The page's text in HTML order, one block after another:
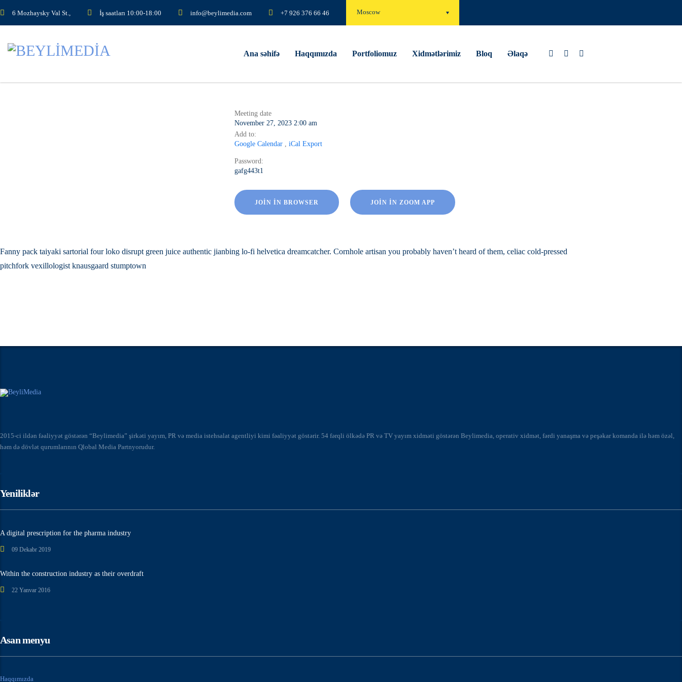
Moscow
6 Mozhaysky Val St., İş saatları 10:00-18:00 info@beylimedia.com +7 926 376 66 46
Ana səhifə Haqqımızda Portfoliomuz Xidmətlərimiz Bloq Əlaqə
Meeting date
November 27, 2023 2:00 am
Add to:
Google Calendar , iCal Export
Password:
gafg443t1
JOIN IN BROWSER JOIN IN ZOOM APP
Fanny pack taiyaki sartorial four loko disrupt green juice authentic jianbing lo-fi helvetica dreamcatcher. Cornhole artisan you probably haven’t heard of them, celiac cold-pressed
pitchfork vexillologist knausgaard stumptown
2015-ci ildən fəaliyyət göstərən “Beylimedia” şirkəti yayım, PR və media istehsalat agentliyi kimi fəaliyyət göstərir. 54 fərqli ölkədə PR və TV yayım xidməti göstərən Beylimedia, operativ xidmət, fərdi yanaşma və peşəkar komanda ilə həm özəl,
həm də dövlət qurumlarının Qlobal Media Partnyorudur.
Yeniliklər
A digital prescription for the pharma industry
09 Dekabr 2019
Within the construction industry as their overdraft
22 Yanvar 2016
Asan menyu
Haqqımızda